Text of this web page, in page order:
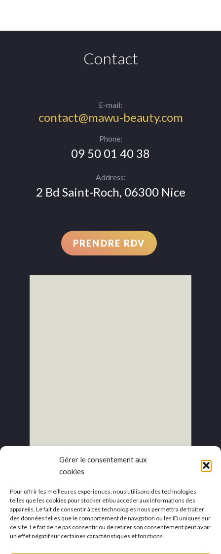
Gérer le consentement aux
cookies
Pour offrir les meilleures expériences, nous utilisons des technologies
telles que les cookies pour stocker et/ou accéder aux informations des
appareils. Le fait de consentir à ces technologies nous permettra de traiter
des données telles que le comportement de navigation ou les ID uniques sur
ce site. Le fait de ne pas consentir ou de retirer son consentement peut avoir
un effet négatif sur certaines caractéristiques et fonctions.
Contact
E-mail:
contact@mawu-beauty.com
Phone:
09 50 01 40 38
Address:
2 Bd Saint-Roch, 06300 Nice
PRENDRE RDV